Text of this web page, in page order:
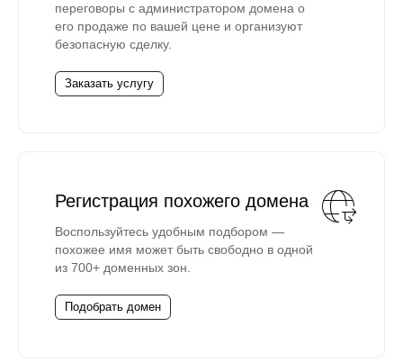
переговоры с администратором домена о
его продаже по вашей цене и организуют
безопасную сделку.
Заказать услугу
Регистрация похожего домена
Воспользуйтесь удобным подбором —
похожее имя может быть свободно в одной
из 700+ доменных зон.
Подобрать домен